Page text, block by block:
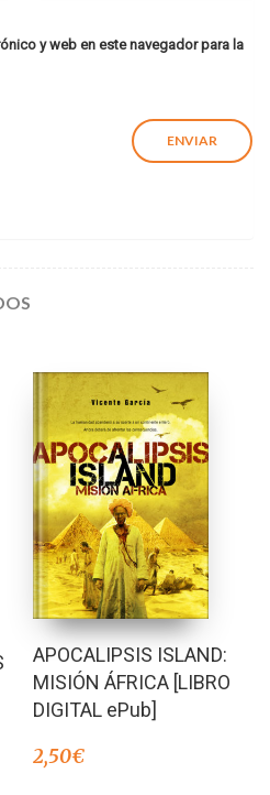
y web en este navegador para la
APOCALIPSIS ISLAND:
MISIÓN ÁFRICA [LIBRO
DIGITAL ePub]
2,50€